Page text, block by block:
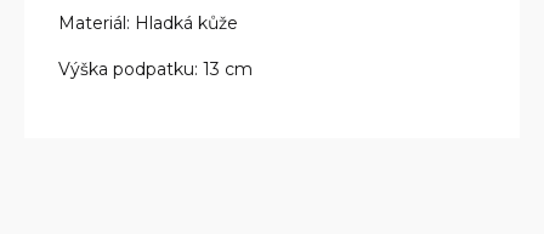
Materiál: Hladká kůže
Výška podpatku: 13 cm